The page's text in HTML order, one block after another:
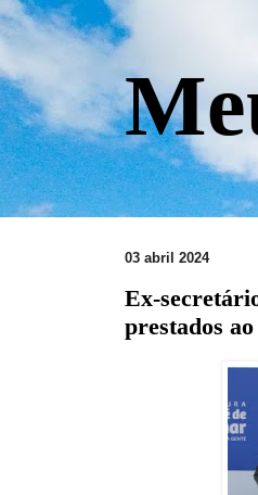
03 abril 2024
Ex-
prestados